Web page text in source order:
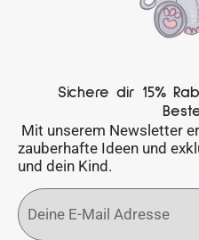
Sichere dir 15%
Mit unserem Newsletter
zauberhafte Ideen und
und dein Kind.